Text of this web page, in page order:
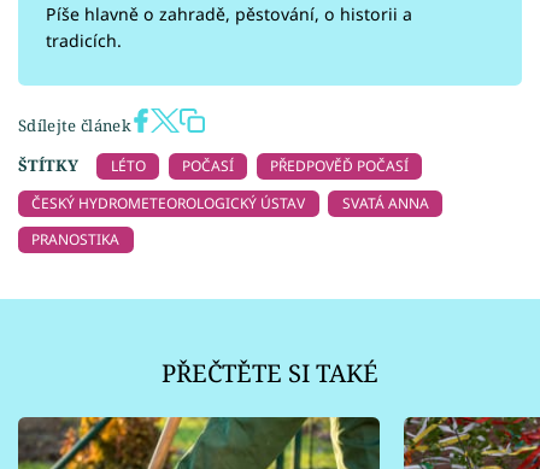
Píše hlavně o zahradě, pěstování, o historii a
tradicích.
Sdílejte článek
ŠTÍTKY
LÉTO POČASÍ
PŘEDPOVĚĎ POČASÍ
ČESKÝ HYDROMETEOROLOGICKÝ ÚSTAV
SVATÁ ANNA
PRANOSTIKA
PŘEČTĚTE SI TAKÉ